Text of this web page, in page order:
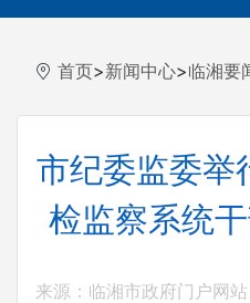
首页>新闻中心>临湘要
市纪委监委举
检监察系统
来源：临湘市政府门户网站